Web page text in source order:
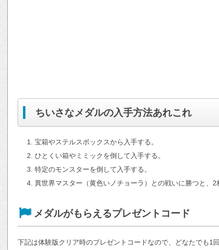
ちいさなメダルの入手方法あれこれ
宝箱やステルスボックスから入手する。
ひとくい箱やミミックを倒して入手する。
特定のモンスターを倒して入手する。
異世界マスター（黄色いノチョーラ）との戦いに勝つと、
メダルがもらえるプレゼントコード
下記は体験版クリア時のプレゼントコードなので、どなたでも1